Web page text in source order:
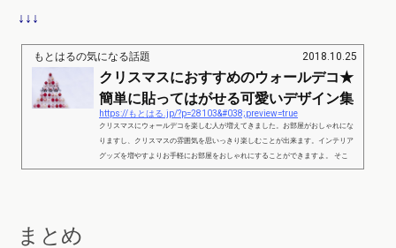
↓↓↓
もとはるの気になる話題 2018.10.25
クリスマスにおすすめのウォールデコ★
簡単に貼ってはがせる可愛いデザイン集
https://もとはる.jp/?p=28103&#038;preview=true
クリスマスにウォールデコを楽しむ人が増えてきました。お部屋がおしゃれにな
りますし、クリスマスの雰囲気を思いっきり楽しむことが出来ます。インテリア
グッズを増やすよりお手軽にお部屋をおしゃれにすることができますよ。 そこ
で、クリスマスのウォールデコのおすすめアイディアをまとめてみました。 おす
まとめ